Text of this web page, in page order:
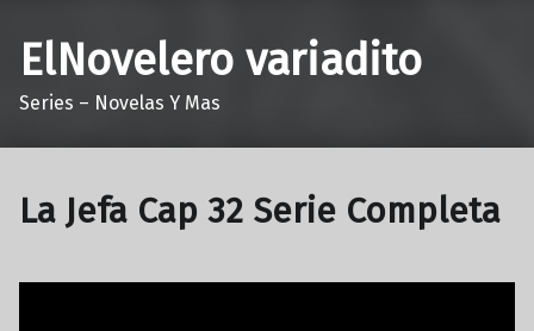
ElNovelero variadito
Series – Novelas Y Mas
La Jefa Cap 32 Serie Completa